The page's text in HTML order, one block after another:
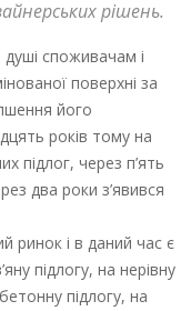
рішень.
споживачам і
поверхні за
його
років тому на
підлог, через п’ять
два роки з’явився
ринок і в даний час є
підлогу, на нерівну
підлогу, на